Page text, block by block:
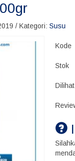
/ Kategori: Susu
Kode
Stok
Dilihat